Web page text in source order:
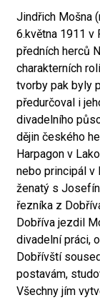
Jindřich Mošna
6.května 1911 v
předních herců
charakterních
tvorby pak byly
předurčoval i
divadelního
dějin českého
Harpagon v
nebo principál v
ženatý s
řezníka z
Dobříva jezdil
divadelní práci,
Dobřívští
postavám,
Všechny jím